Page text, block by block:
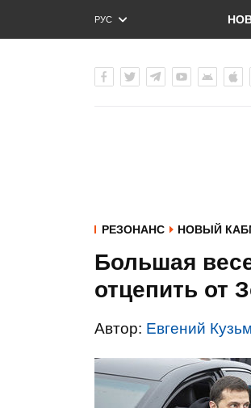
РУС
ENG
РЕЗОНАНС НОВЫЙ
Большая
отцепить от
Автор: Евгений